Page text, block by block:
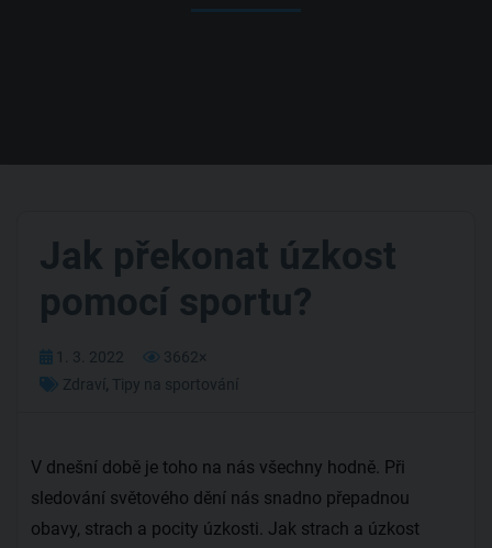
Jak překonat úzkost
pomocí sportu?
1. 3. 2022
3662×
Zdraví Tipy na sportování
V dnešní době je toho na nás všechny hodně. Při
sledování světového dění nás snadno přepadnou
obavy, strach a pocity úzkosti. Jak strach a úzkost